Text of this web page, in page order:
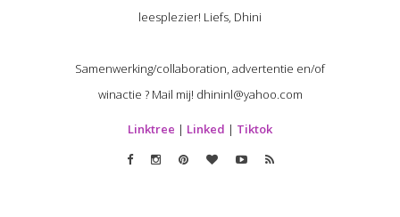
leesplezier! Liefs, Dhini
Samenwerking/collaboration, advertentie en/of
winactie ? Mail mij! dhininl@yahoo.com
Linktree | Linked | Tiktok